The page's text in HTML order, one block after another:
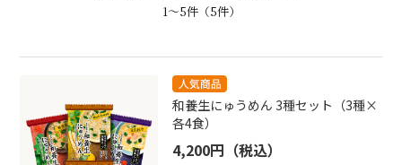
1〜5件（5件）
和養生にゅうめん 3種セット（3種×
各4食）
4,200円 （税込）